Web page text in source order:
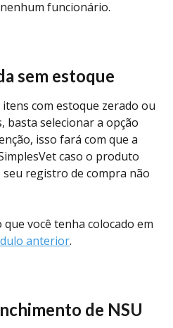
funcionário.
sem estoque
com estoque zerado ou
basta selecionar a opção
isso fará com que a
caso o produto
registro de compra não
você tenha colocado em
anterior.
de NSU